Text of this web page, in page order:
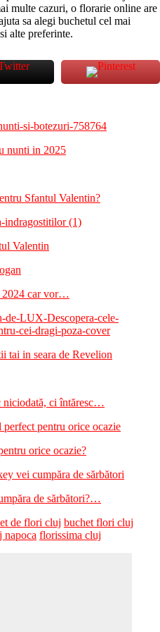
multe cazuri, o florarie online are
sa alegi buchetul cel mai
alte preferinte.
nunti in 2025
Sfantul Valentin?
Valentin
2024 car vor…
tai in seara de Revelion
niciodată, ci întăresc…
orice ocazie?
de sărbători?…
de flori cluj buchet flori cluj
napoca florissima cluj